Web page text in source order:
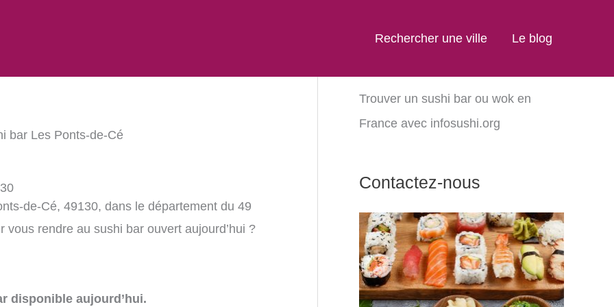
Rechercher une ville Le blog
bar Les Ponts-de-Cé
de-Cé, 49130, dans le département du 49
rendre au sushi bar ouvert aujourd’hui ?
disponible aujourd’hui.
Trouver un sushi bar ou wok en
France avec infosushi.org
Contactez-nous